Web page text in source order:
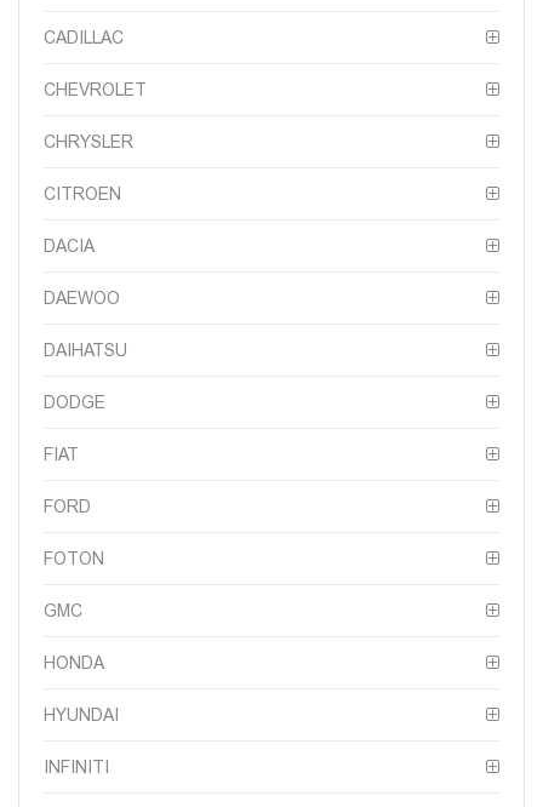
CADILLAC
CHEVROLET
CHRYSLER
CITROEN
DACIA
DAEWOO
DAIHATSU
DODGE
FIAT
FORD
FOTON
GMC
HONDA
HYUNDAI
INFINITI